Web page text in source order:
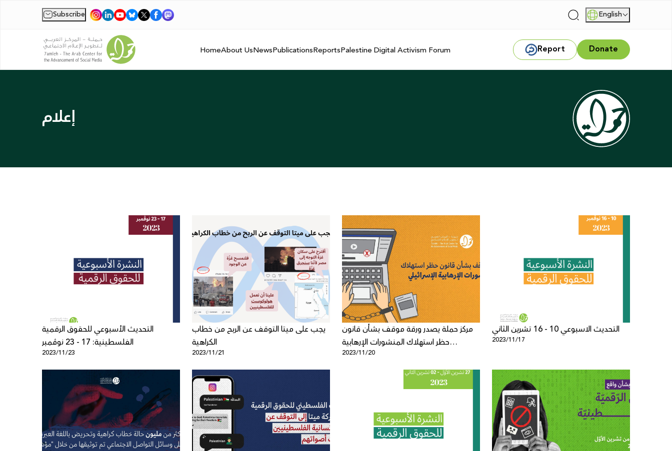
Subscribe | | English
HomeAbout UsNewsPublicationsReportsPalestine Digital Activism Forum Report Donate
إعلام
التحديث الأسبوعي للحقوق الرقمية
الفلسطينية: 17 - 23 نوڤمبر
2023/11/23
يجب على ميتا التوقف عن الربح من خطاب
الكراهية
2023/11/21
مركز حملة يصدر ورقة موقف بشأن قانون
حظر استهلاك المنشورات الإرهابية
الإسرائيلي
2023/11/20
التحديث الاسبوعي 10 - 16 تشرين الثاني
2023/11/17